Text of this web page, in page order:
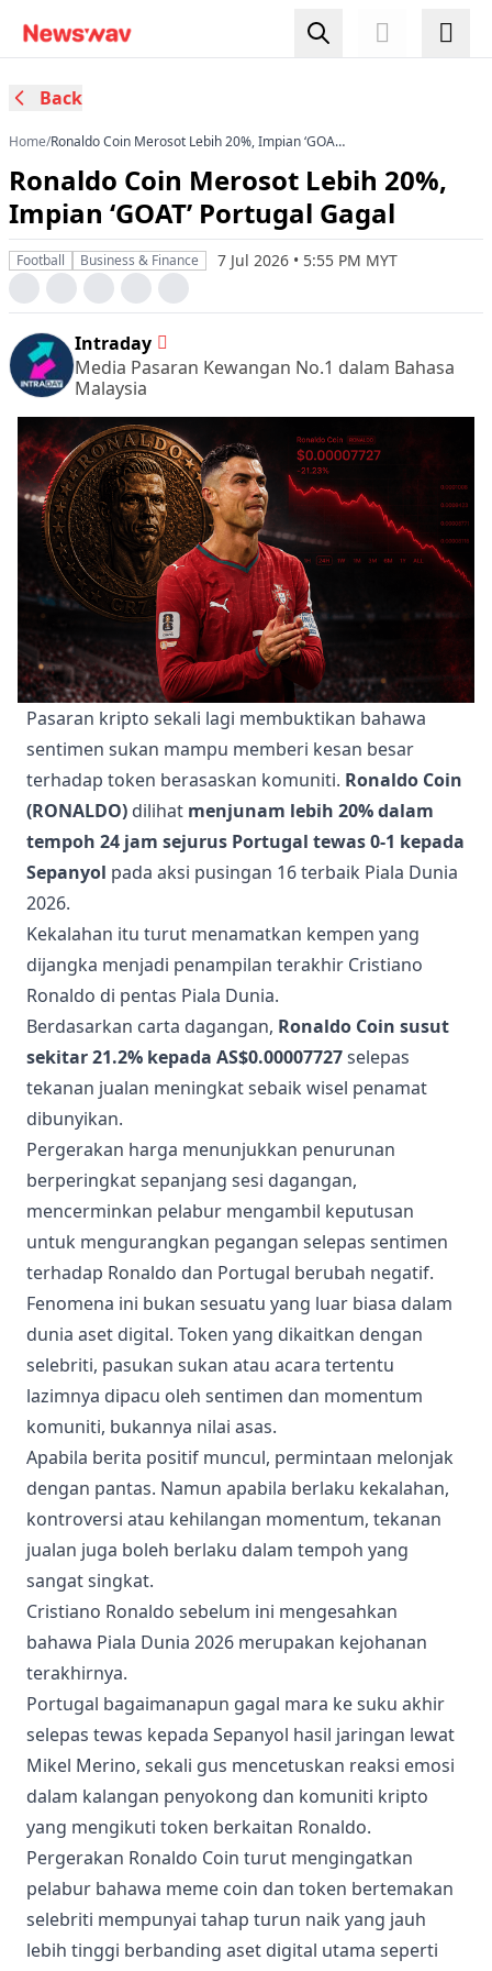
Back
Home/Ronaldo Coin Merosot Lebih 20%, Impian ‘GOAT’
Ronaldo Coin Merosot Lebih 20%,
Impian ‘GOAT’ Portugal Gagal
Football Business & Finance 7 Jul 2026 • 5:55 PM MYT
Intraday
Media Pasaran Kewangan No.1 dalam Bahasa
Malaysia
Pasaran kripto sekali lagi membuktikan bahawa
sentimen sukan mampu memberi kesan besar
terhadap token berasaskan komuniti. Ronaldo Coin
(RONALDO) dilihat menjunam lebih 20% dalam
tempoh 24 jam sejurus Portugal tewas 0-1 kepada
Sepanyol pada aksi pusingan 16 terbaik Piala Dunia
2026.
Kekalahan itu turut menamatkan kempen yang
dijangka menjadi penampilan terakhir Cristiano
Ronaldo di pentas Piala Dunia.
Berdasarkan carta dagangan, Ronaldo Coin susut
sekitar 21.2% kepada AS$0.00007727selepas
tekanan jualan meningkat sebaik wisel penamat
dibunyikan.
Pergerakan harga menunjukkan penurunan
berperingkat sepanjang sesi dagangan,
mencerminkan pelabur mengambil keputusan
untuk mengurangkan pegangan selepas sentimen
terhadap Ronaldo dan Portugal berubah negatif.
Fenomena ini bukan sesuatu yang luar biasa dalam
dunia aset digital. Token yang dikaitkan dengan
selebriti, pasukan sukan atau acara tertentu
lazimnya dipacu oleh sentimen dan momentum
komuniti, bukannya nilai asas.
Apabila berita positif muncul, permintaan melonjak
dengan pantas. Namun apabila berlaku kekalahan,
kontroversi atau kehilangan momentum, tekanan
jualan juga boleh berlaku dalam tempoh yang
sangat singkat.
Cristiano Ronaldo sebelum ini mengesahkan
bahawa Piala Dunia 2026 merupakan kejohanan
terakhirnya.
Portugal bagaimanapun gagal mara ke suku akhir
selepas tewas kepada Sepanyol hasil jaringan lewat
Mikel Merino, sekali gus mencetuskan reaksi emosi
dalam kalangan penyokong dan komuniti kripto
yang mengikuti token berkaitan Ronaldo.
Pergerakan Ronaldo Coin turut mengingatkan
pelabur bahawa meme coin dan token bertemakan
selebriti mempunyai tahap turun naik yang jauh
lebih tinggi berbanding aset digital utama seperti